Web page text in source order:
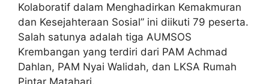
Kolaboratif dalam Menghadirkan Kemakmuran
dan Kesejahteraan Sosial” ini diikuti 79 peserta.
Salah satunya adalah tiga AUMSOS
Krembangan yang terdiri dari PAM Achmad
Dahlan, PAM Nyai Walidah, dan LKSA Rumah